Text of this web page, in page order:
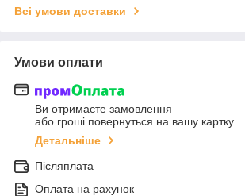
Всі умови доставки
Умови оплати
Ви отримаєте замовлення
або гроші повернуться на вашу картку
Детальніше
Післяплата
Оплата на рахунок